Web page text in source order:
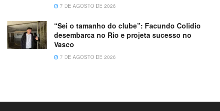
7 DE AGOSTO DE 2026
“Sei o tamanho do clube”: Facundo Colidio
desembarca no Rio e projeta sucesso no
Vasco
7 DE AGOSTO DE 2026